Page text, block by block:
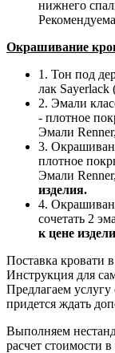
нижнего
Окрашивание
1. Тон под
лак Sayerlack
2. Эмали
- плотное
Эмали
3.
плотное
Эмали
изделия.
4.
сочетать 2
к цене
Поставка кровати
Инструкция для
Предлагаем
придется ждать
Выполняем
расчет стоимости в